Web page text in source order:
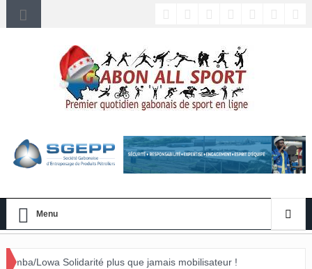
Menu
plus que jamais mobilisateur !